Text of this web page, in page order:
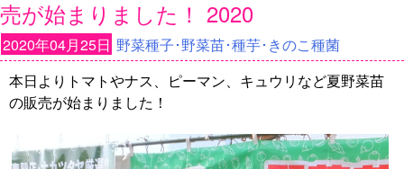
売が始まりました！ 2020
2020年04月25日 野菜種子･野菜苗･種芋･きのこ種菌
本日よりトマトやナス、ピーマン、キュウリなど夏野菜苗
の販売が始まりました！